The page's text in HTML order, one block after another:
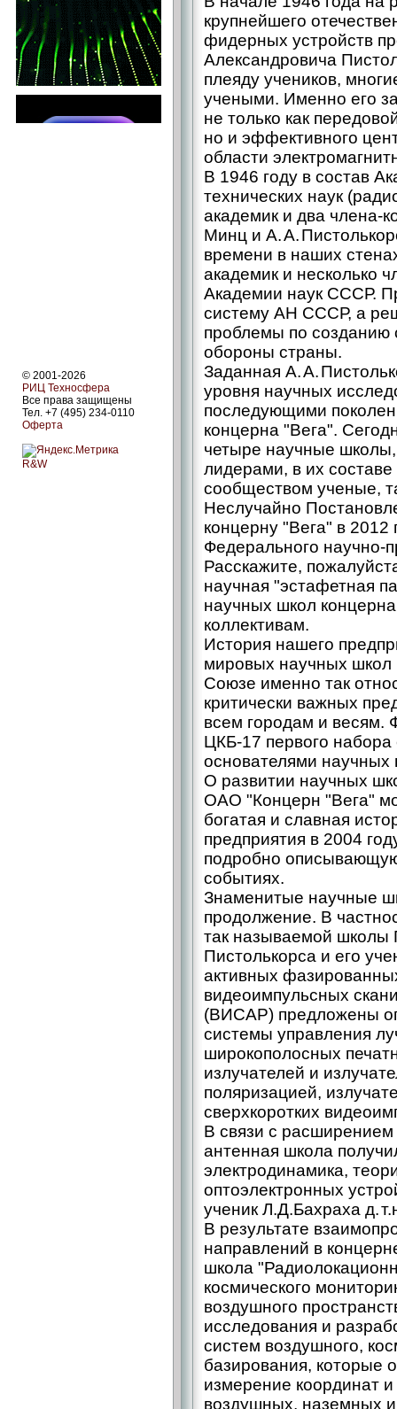
© 2001-2026
РИЦ Техносфера
Все права защищены
Тел. +7 (495) 234-0110
Оферта
R&W
крупнейшего
фидерных устройств
Александровича
плеяду учеников,
учеными. Именно его
не только как
но и эффективного
области
В 1946 году в состав
технических наук
академик и два члена-
Минц и А. А.
времени в наших
академик и несколько
Академии наук СССР.
систему АН СССР, а
проблемы по созданию
обороны страны.
Заданная А. А.
уровня научных
последующими
концерна "Вега".
четыре научные
лидерами, в их
сообществом ученые,
Неслучайно
концерну "Вега" в 2012
Федерального научно-
Расскажите,
научная "эстафетная
научных школ
коллективам.
История нашего
мировых научных школ
Союзе именно так
критически важных
всем городам и весям.
ЦКБ-17 первого
основателями
О развитии научных
ОАО "Концерн "Вега"
богатая и славная
предприятия в 2004
подробно
событиях.
Знаменитые научные
продолжение. В
так называемой школы
Пистолькорса и его
активных
видеоимпульсных
(ВИСАР) предложены
системы управления
широкополосных
излучателей и
поляризацией,
сверхкоротких
В связи с
антенная школа
электродинамика,
оптоэлектронных
ученик Л.Д.Бахраха д.
В результате
направлений в
школа
космического
воздушного
исследования и
систем воздушного,
базирования, которые
измерение координат
воздушных, наземных